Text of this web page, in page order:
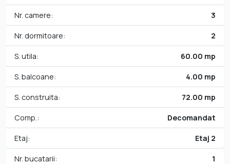
Nr. camere: 3
Nr. dormitoare: 2
S. utila: 60.00 mp
S. balcoane: 4.00 mp
S. construita: 72.00 mp
Comp.: Decomandat
Etaj: Etaj 2
Nr. bucatarii: 1